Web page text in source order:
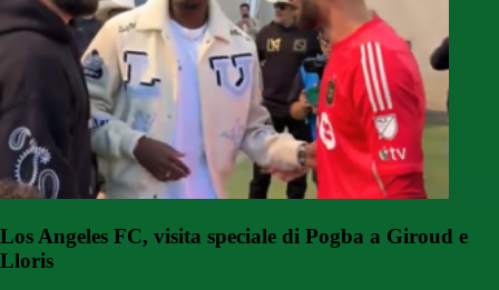
Los Angeles FC, visita speciale di Pogba a Giroud e
Lloris